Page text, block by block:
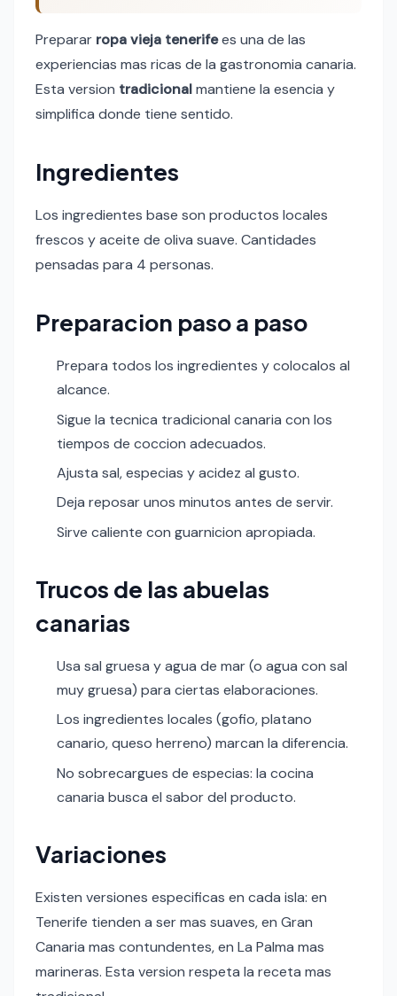
Preparar ropa vieja tenerifees una de las
experiencias mas ricas de la gastronomia canaria.
Esta version tradicionalmantiene la esencia y
simplifica donde tiene sentido.
Ingredientes
Los ingredientes base son productos locales
frescos y aceite de oliva suave. Cantidades
pensadas para 4 personas.
Preparacion paso a paso
Prepara todos los ingredientes y colocalos al
alcance.
Sigue la tecnica tradicional canaria con los
tiempos de coccion adecuados.
Ajusta sal, especias y acidez al gusto.
Deja reposar unos minutos antes de servir.
Sirve caliente con guarnicion apropiada.
Trucos de las abuelas
canarias
Usa sal gruesa y agua de mar (o agua con sal
muy gruesa) para ciertas elaboraciones.
Los ingredientes locales (gofio, platano
canario, queso herreno) marcan la diferencia.
No sobrecargues de especias: la cocina
canaria busca el sabor del producto.
Variaciones
Existen versiones especificas en cada isla: en
Tenerife tienden a ser mas suaves, en Gran
Canaria mas contundentes, en La Palma mas
marineras. Esta version respeta la receta mas